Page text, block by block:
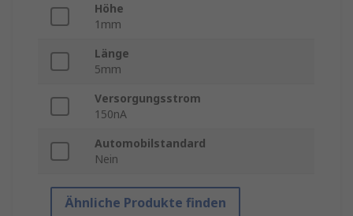
Höhe
1mm
Länge
5mm
Versorgungsstrom
150nA
Automobilstandard
Nein
Ähnliche Produkte finden